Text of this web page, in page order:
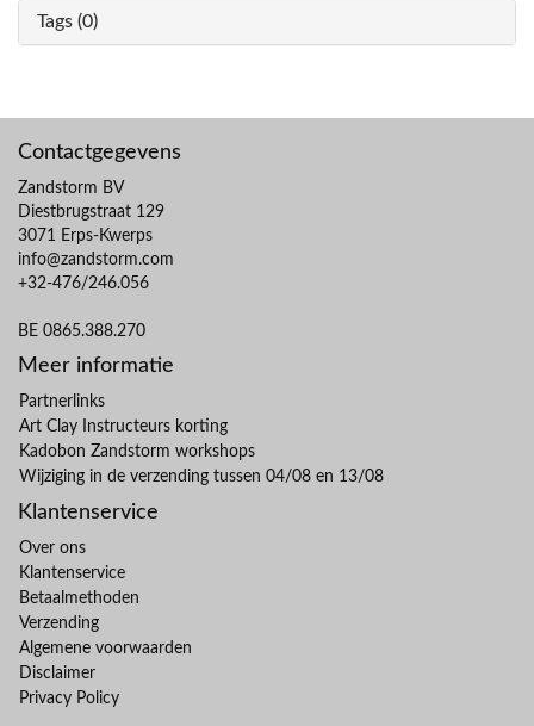
Tags (0)
Contactgegevens
Zandstorm BV
Diestbrugstraat 129
3071 Erps-Kwerps
info@zandstorm.com
+32-476/246.056
BE 0865.388.270
Meer informatie
Partnerlinks
Art Clay Instructeurs korting
Kadobon Zandstorm workshops
Wijziging in de verzending tussen 04/08 en 13/08
Klantenservice
Over ons
Klantenservice
Betaalmethoden
Verzending
Algemene voorwaarden
Disclaimer
Privacy Policy